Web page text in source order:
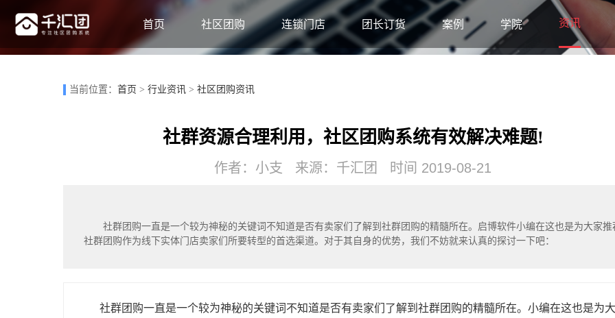
首页 社区团购 连锁门店 团长订货 案例 学院 资讯
当前位置： 首页 > 行业资讯> 社区团购资讯
社群资源合理利用，社区团购系统有效解决难题!
作者：小支 来源：千汇团 时间 2019-08-21
社群团购一直是一个较为神秘的关键词不知道是否有卖家们了解到社群团购的精髓所在。启博软件小编在这也是为大家推
社群团购作为线下实体门店卖家们所要转型的首选渠道。对于其自身的优势，我们不妨就来认真的探讨一下吧：
社群团购一直是一个较为神秘的关键词不知道是否有卖家们了解到社群团购的精髓所在。小编在这也是为